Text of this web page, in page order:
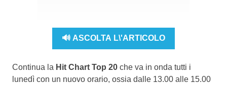
🔊 ASCOLTA L\'ARTICOLO
Continua la Hit Chart Top 20 che va in onda tutti i
lunedì con un nuovo orario, ossia dalle 13.00 alle 15.00